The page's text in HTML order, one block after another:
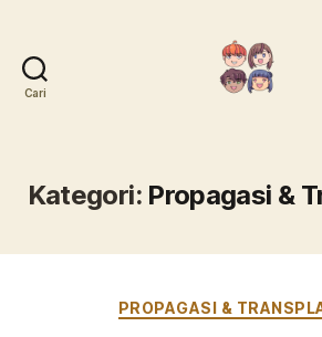
Cari
Kategori: Propagasi &
Kategori
PROPAGASI &